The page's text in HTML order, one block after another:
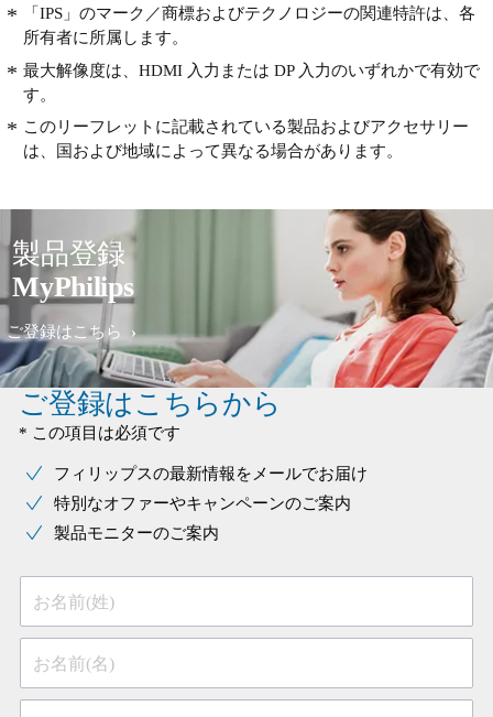
「IPS」のマーク／商標およびテクノロジーの関連特許は、各
所有者に所属します。
最大解像度は、HDMI 入力または DP 入力のいずれかで有効で
す。
このリーフレットに記載されている製品およびアクセサリー
は、国および地域によって異なる場合があります。
製品登録
MyPhilips
ご登録はこちら
ご登録はこちらから
* この項目は必須です
フィリップスの最新情報をメールでお届け
特別なオファーやキャンペーンのご案内
製品モニターのご案内
お名前(姓)
お名前(名)